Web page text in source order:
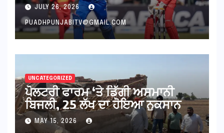
JULY 26, 2026
PUADHPUNJABITV@GMAIL.COM
UNCATEGORIZED
ਪੋਲਟਰੀ ਫਾਰਮ ‘ਤੇ ਡਿੱਗੀ ਅਸਮਾਨੀ
ਬਿਜਲੀ, 25 ਲੱਖ ਦਾ ਹੋਇਆ ਨੁਕਸਾਨ
MAY 15, 2026